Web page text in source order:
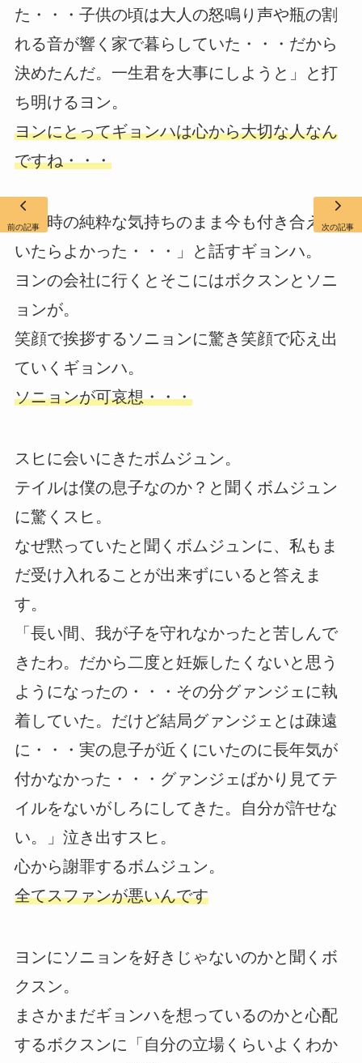
た・・・子供の頃は大人の怒鳴り声や瓶の割
れる音が響く家で暮らしていた・・・だから
決めたんだ。一生君を大事にしようと」と打
ち明けるヨン。
ヨンにとってギョンハは心から大切な人なん
ですね・・・
「当時の純粋な気持ちのまま今も付き合えて
いたらよかった・・・」と話すギョンハ。
ヨンの会社に行くとそこにはボクスンとソニ
ョンが。
笑顔で挨拶するソニョンに驚き笑顔で応え出
ていくギョンハ。
ソニョンが可哀想・・・
スヒに会いにきたボムジュン。
テイルは僕の息子なのか？と聞くボムジュン
に驚くスヒ。
なぜ黙っていたと聞くボムジュンに、私もま
だ受け入れることが出来ずにいると答えま
す。
「長い間、我が子を守れなかったと苦しんで
きたわ。だから二度と妊娠したくないと思う
ようになったの・・・その分グァンジェに執
着していた。だけど結局グァンジェとは疎遠
に・・・実の息子が近くにいたのに長年気が
付かなかった・・・グァンジェばかり見てテ
イルをないがしろにしてきた。自分が許せな
い。」泣き出すスヒ。
心から謝罪するボムジュン。
全てスファンが悪いんです
ヨンにソニョンを好きじゃないのかと聞くボ
クスン。
まさかまだギョンハを想っているのかと心配
するボクスンに「自分の立場くらいよくわか
前の記事 次の記事